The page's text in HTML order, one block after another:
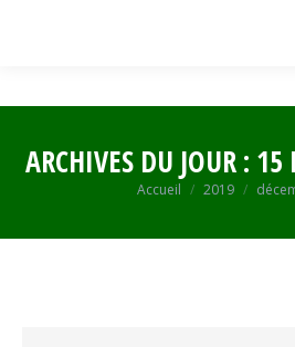
ARCHIVES DU JOUR : 15
Vous êtes ici :
Accueil 2019